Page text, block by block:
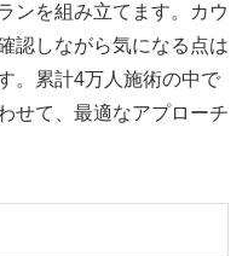
ンを組み立てます。カウ
認しながら気になる点は
。累計4万人施術の中で
せて、最適なアプローチ